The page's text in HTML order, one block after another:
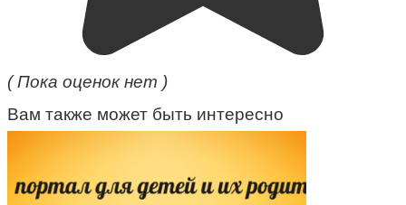
( Пока оценок нет )
Вам также может быть интересно